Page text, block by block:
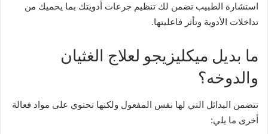
استشارة الطبيب تضمن لك تنظيم جرعات أدويتك بما يحميك من
تداخلات الأدوية وتأثر فاعليتها.
ما بديل ميكليزيجو لعلاج الغثيان
والدوخه؟
تتضمن البدائل التي لها نفس المفعول ولكنها تحتوي على مواد فعالة
أخرى ما يلي: